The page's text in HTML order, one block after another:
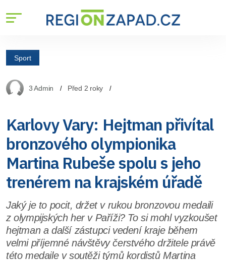
Sport
3 Admin Před 2 roky
Karlovy Vary: Hejtman přivítal
bronzového olympionika
Martina Rubeše spolu s jeho
trenérem na krajském úřadě
Jaký je to pocit, držet v rukou bronzovou medaili
z olympijských her v Paříži? To si mohl vyzkoušet
hejtman a další zástupci vedení kraje během
velmi příjemné návštěvy čerstvého držitele právě
této medaile v soutěži týmů kordistů Martina